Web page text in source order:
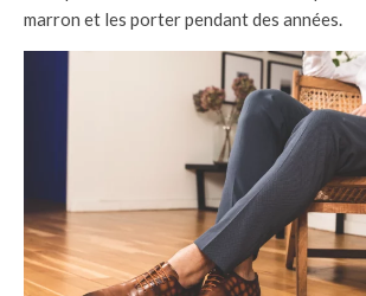
marron et les porter pendant des années.